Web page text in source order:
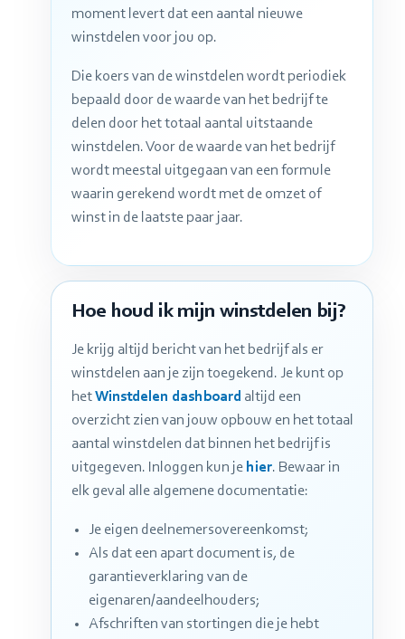
moment levert dat een aantal nieuwe
winstdelen voor jou op.
Die koers van de winstdelen wordt periodiek
bepaald door de waarde van het bedrijf te
delen door het totaal aantal uitstaande
winstdelen. Voor de waarde van het bedrijf
wordt meestal uitgegaan van een formule
waarin gerekend wordt met de omzet of
winst in de laatste paar jaar.
Hoe houd ik mijn winstdelen bij?
Je krijg altijd bericht van het bedrijf als er
winstdelen aan je zijn toegekend. Je kunt op
hetWinstdelen dashboard altijd een
overzicht zien van jouw opbouw en het totaal
aantal winstdelen dat binnen het bedrijf is
uitgegeven. Inloggen kun je hier. Bewaar in
elk geval alle algemene documentatie:
Je eigen deelnemersovereenkomst;
Als dat een apart document is, de
garantieverklaring van de
eigenaren/aandeelhouders;
Afschriften van stortingen die je hebt